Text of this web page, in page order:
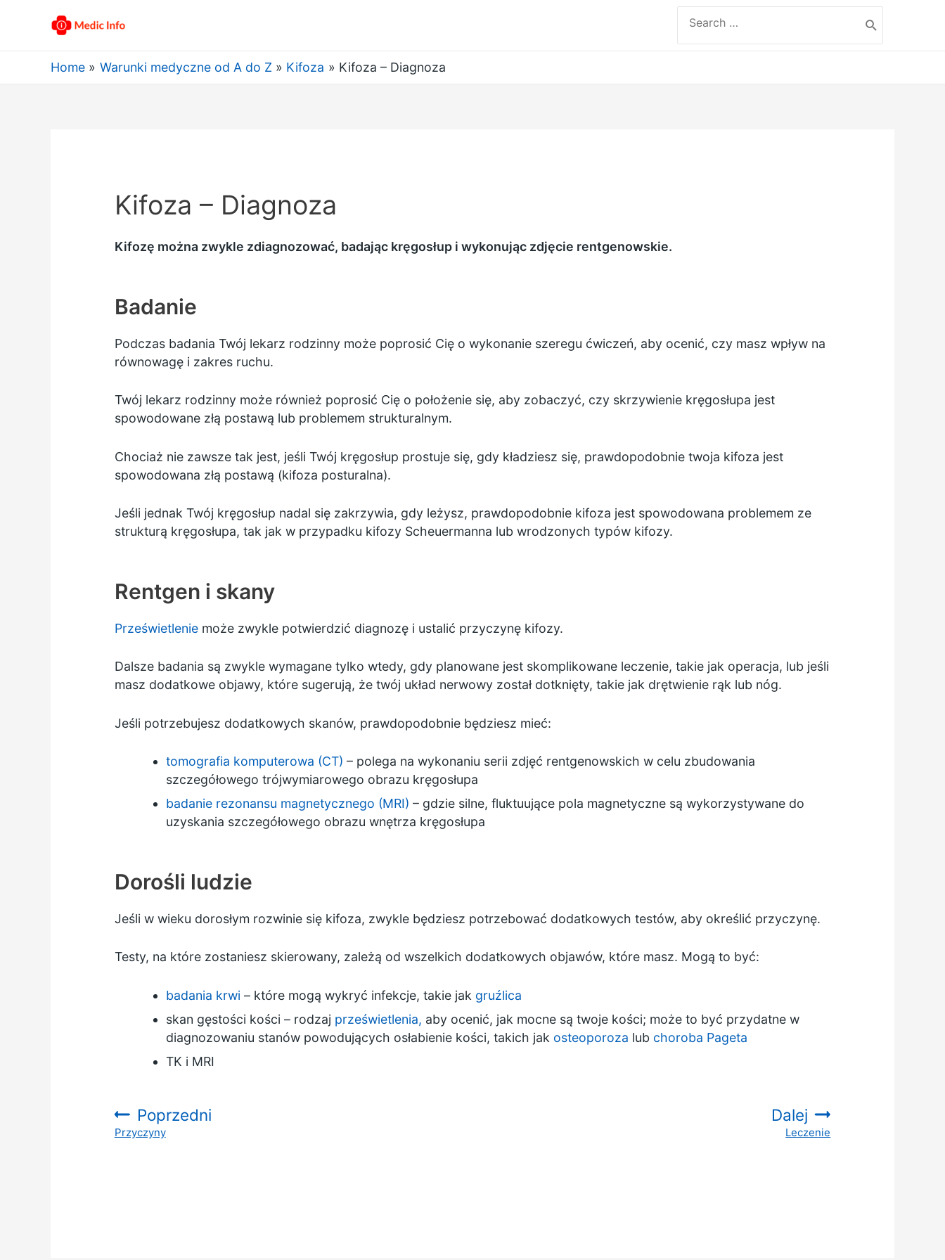
for:
Home Warunki medyczne od A do Z Kifoza Kifoza – Diagnoza
Kifoza – Diagnoza
Kifozę można zwykle zdiagnozować, badając kręgosłup i wykonując zdjęcie rentgenowskie.
Badanie
Podczas badania Twój lekarz rodzinny może poprosić Cię o wykonanie szeregu ćwiczeń, aby ocenić, czy masz wpływ na
równowagę i zakres ruchu.
Twój lekarz rodzinny może również poprosić Cię o położenie się, aby zobaczyć, czy skrzywienie kręgosłupa jest
spowodowane złą postawą lub problemem strukturalnym.
Chociaż nie zawsze tak jest, jeśli Twój kręgosłup prostuje się, gdy kładziesz się, prawdopodobnie twoja kifoza jest
spowodowana złą postawą (kifoza posturalna).
Jeśli jednak Twój kręgosłup nadal się zakrzywia, gdy leżysz, prawdopodobnie kifoza jest spowodowana problemem ze
strukturą kręgosłupa, tak jak w przypadku kifozy Scheuermanna lub wrodzonych typów kifozy.
Rentgen i skany
Prześwietleniemoże zwykle potwierdzić diagnozę i ustalić przyczynę kifozy.
Dalsze badania są zwykle wymagane tylko wtedy, gdy planowane jest skomplikowane leczenie, takie jak operacja, lub jeśli
masz dodatkowe objawy, które sugerują, że twój układ nerwowy został dotknięty, takie jak drętwienie rąk lub nóg.
Jeśli potrzebujesz dodatkowych skanów, prawdopodobnie będziesz mieć:
tomografia komputerowa (CT) – polega na wykonaniu serii zdjęć rentgenowskich w celu zbudowania
szczegółowego trójwymiarowego obrazu kręgosłupa
badanie rezonansu magnetycznego (MRI) – gdzie silne, fluktuujące pola magnetyczne są wykorzystywane do
uzyskania szczegółowego obrazu wnętrza kręgosłupa
Dorośli ludzie
Jeśli w wieku dorosłym rozwinie się kifoza, zwykle będziesz potrzebować dodatkowych testów, aby określić przyczynę.
Testy, na które zostaniesz skierowany, zależą od wszelkich dodatkowych objawów, które masz. Mogą to być:
badania krwi – które mogą wykryć infekcje, takie jak gruźlica
skan gęstości kości – rodzaj prześwietlenia, aby ocenić, jak mocne są twoje kości; może to być przydatne w
diagnozowaniu stanów powodujących osłabienie kości, takich jak osteoporoza lub choroba Pageta
TK i MRI
Poprzedni
:Przyczyny
Dalej
:
Leczenie